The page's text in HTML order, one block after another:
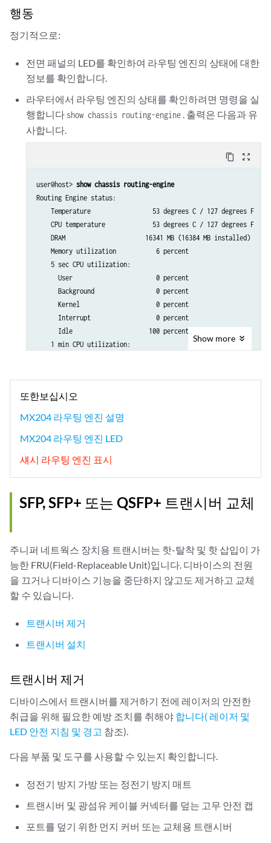
행동
정기적으로:
전면 패널의 LED를 확인하여 라우팅 엔진의 상태에 대한
정보를 확인합니다.
라우터에서 라우팅 엔진의 상태를 확인하려면 명령을 실
행합니다 show chassis routing-engine . 출력은 다음과 유
사합니다.
content_copy zoom_out_map
user@host> show chassis routing-engine
Routing Engine status:
    Temperature                 53 degrees C / 127 degrees F
    CPU temperature             53 degrees C / 127 degrees F
    DRAM                      16341 MB (16384 MB installed)
    Memory utilization           6 percent
    5 sec CPU utilization:
      User                       0 percent
      Background                 0 percent
      Kernel                     0 percent
      Interrupt                  0 percent
      Idle                     100 percent
    1 min CPU utilization:
      Interrupt                  0 percent
    5 min CPU utilization:
      User                       0 percent
      Kernel                     0 percent
      Interrupt                  0 percent
    15 min CPU utilization:
      Interrupt                  0 percent
      Idle                     100 percent
    Model                          RE-S-2X00x6
    Start time                     2017-11-29 19:04:56 PST
    Last reboot reason             0x2000:hypervisor reboot
Show more
또한보십시오
MX204 라우팅 엔진 설명
MX204 라우팅 엔진 LED
섀시 라우팅 엔진 표시
SFP, SFP+ 또는 QSFP+ 트랜시버 교체
주니퍼 네트웍스 장치용 트랜시버는 핫-탈착 및 핫 삽입이 가
능한 FRU(Field-Replaceable Unit)입니다. 디바이스의 전원
을 끄거나 디바이스 기능을 중단하지 않고도 제거하고 교체
할 수 있습니다.
트랜시버 제거
트랜시버 설치
트랜시버 제거
디바이스에서 트랜시버를 제거하기 전에 레이저의 안전한
취급을 위해 필요한 예방 조치를 취해야 합니다( 레이저 및
LED 안전 지침 및 경고 참조).
다음 부품 및 도구를 사용할 수 있는지 확인합니다.
정전기 방지 가방 또는 정전기 방지 매트
트랜시버 및 광섬유 케이블 커넥터를 덮는 고무 안전 캡
포트를 덮기 위한 먼지 커버 또는 교체용 트랜시버